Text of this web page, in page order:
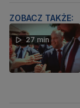
ZOBACZ TAKŻE:
27 min